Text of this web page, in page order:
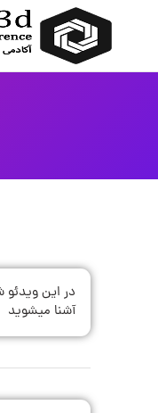
در این ویدئو
آشنا میشوید